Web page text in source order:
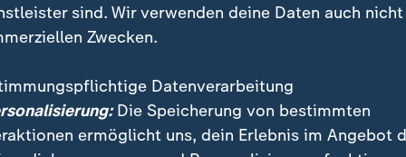
sind. Wir verwenden deine Daten auch nicht
Zwecken.
Datenverarbeitung
Die Speicherung von bestimmten
ermöglicht uns, dein Erlebnis im Angebot